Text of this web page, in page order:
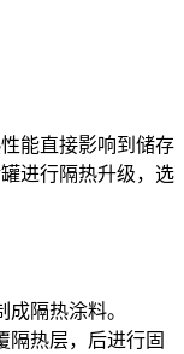
能直接影响到储存
进行隔热升级，选
成隔热涂料。
隔热层，后进行固